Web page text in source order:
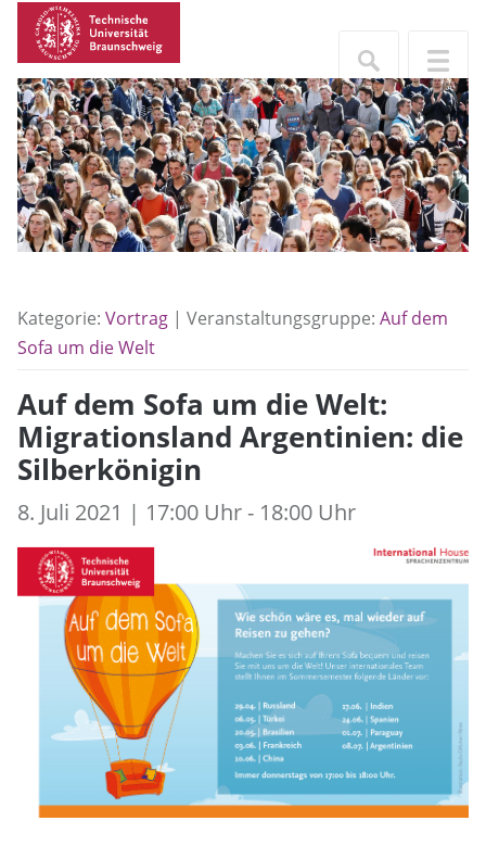
Kategorie: Vortrag | Veranstaltungsgruppe: Auf dem
Sofa um die Welt
Auf dem Sofa um die Welt:
Migrationsland Argentinien: die
Silberkönigin
8. Juli 2021 | 17:00 Uhr - 18:00 Uhr